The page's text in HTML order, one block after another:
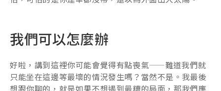
我們可以怎麼辦
好啦，講到這裡你可能會覺得有點喪氣——難道我們就
只能坐在這邊等最壞的情況發生嗎？當然不是。我最後
想跟你聊的，就是如果不想遇到最糟的局面，那我們應